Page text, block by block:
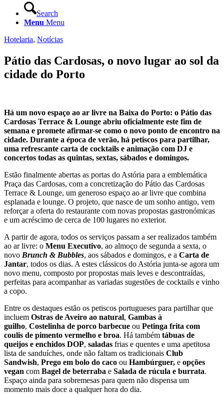
Search
Menu Menu
Hotelaria, Notícias
Pátio das Cardosas, o novo lugar ao sol da
cidade do Porto
Há um novo espaço ao ar livre na Baixa do Porto: o Pátio das
Cardosas Terrace & Lounge abriu oficialmente este fim de
semana e promete afirmar-se como o novo ponto de encontro na
cidade. Durante a época de verão, há petiscos para partilhar,
uma refrescante carta de cocktails e animação com DJ e
concertos todas as quintas, sextas, sábados e domingos.
Estão finalmente abertas as portas do Astória para a emblemática
Praça das Cardosas, com a concretização do Pátio das Cardosas
Terrace & Lounge, um generoso espaço ao ar livre que combina
esplanada e lounge. O projeto, que nasce de um sonho antigo, vem
reforçar a oferta do restaurante com novas propostas gastronómicas
e um acréscimo de cerca de 100 lugares no exterior.
A partir de agora, todos os serviços passam a ser realizados também
ao ar livre: o Menu Executivo, ao almoço de segunda a sexta, o
novo Brunch & Bubbles, aos sábados e domingos, e a Carta de
Jantar, todos os dias. A estes clássicos do Astória junta-se agora um
novo menu, composto por propostas mais leves e descontraídas,
perfeitas para acompanhar as variadas sugestões de cocktails e vinho
a copo.
Entre os destaques estão os petiscos portugueses para partilhar que
incluem Ostras de Aveiro ao natural, Gambas à
guilho, Costelinha de porco barbecue ou Petinga frita com
coulis de pimento vermelho e broa. Há também tábuas de
queijos e enchidos DOP, saladas frias e quentes e uma apetitosa
lista de sanduíches, onde não faltam os tradicionais Club
Sandwish, Prego em bolo do caco ou Hambúrguer, e opções
vegan com Bagel de beterraba e Salada de rúcula e burrata.
Espaço ainda para sobremesas para quem não dispensa um
momento mais doce a qualquer hora do dia.